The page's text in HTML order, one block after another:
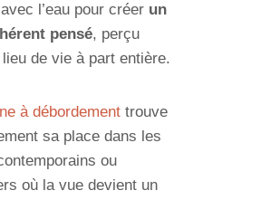
l’eau pour créer un
pensé, perçu
de vie à part entière.
à débordement trouve
sa place dans les
ou
où la vue devient un